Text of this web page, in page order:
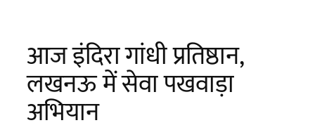
आज इंदिरा गांधी प्रतिष्ठान,
लखनऊ में सेवा पखवाड़ा
अभियान